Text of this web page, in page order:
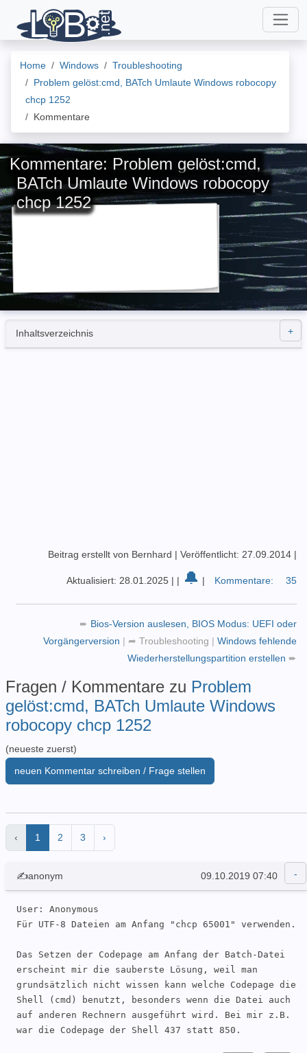
Home Windows
Troubleshooting
Problem gelöst:cmd, BATch Umlaute Windows robocopy
chcp 1252
Kommentare
Kommentare: Problem gelöst:cmd,
BATch Umlaute Windows robocopy
chcp 1252
Inhaltsverzeichnis
Beitrag erstellt von Bernhard | Veröffentlicht: 27.09.2014 |
Aktualisiert: 28.01.2025 | | 🔔 | Kommentare: 35
➨ Bios-Version auslesen, BIOS Modus: UEFI oder
Vorgängerversion | ➦ Troubleshooting | Windows fehlende
Wiederherstellungspartition erstellen ➨
Fragen / Kommentare zu Problem
gelöst:cmd, BATch Umlaute Windows
robocopy chcp 1252
(neueste zuerst)
neuen Kommentar schreiben / Frage stellen
‹ 1 2 3 ›
✍anonym 09.10.2019 07:40
User: Anonymous
Für UTF-8 Dateien am Anfang "chcp 65001" verwenden.
Das Setzen der Codepage am Anfang der Batch-Datei
erscheint mir die sauberste Lösung, weil man
grundsätzlich nicht wissen kann welche Codepage die
Shell (cmd) benutzt, besonders wenn die Datei auch
auf anderen Rechnern ausgeführt wird. Bei mir z.B.
war die Codepage der Shell 437 statt 850.